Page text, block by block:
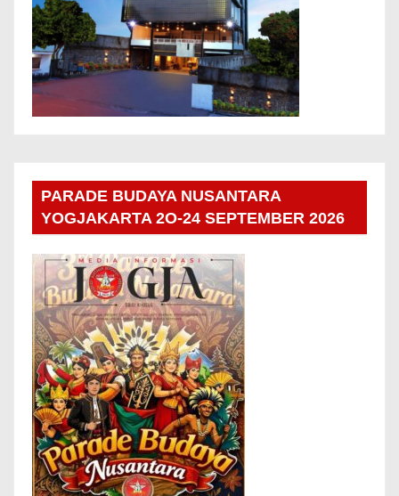
PARADE BUDAYA NUSANTARA
YOGJAKARTA 2O-24 SEPTEMBER 2026